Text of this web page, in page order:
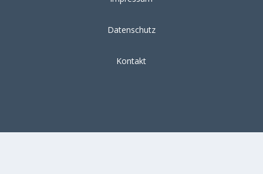
Datenschutz
Kontakt